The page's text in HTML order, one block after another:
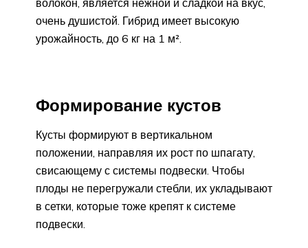
очень душистой. Гибрид имеет высокую
урожайность, до 6 кг на 1 м².
Формирование кустов
Кусты формируют в вертикальном
положении, направляя их рост по шпагату,
свисающему с системы подвески. Чтобы
плоды не перегружали стебли, их укладывают
в сетки, которые тоже крепят к системе
подвески.